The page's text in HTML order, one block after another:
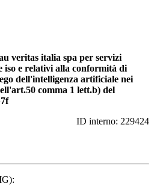
e relativi alla conformità di
dell'intelligenza artificiale nei
comma 1 lett.b) del
ID interno: 229424